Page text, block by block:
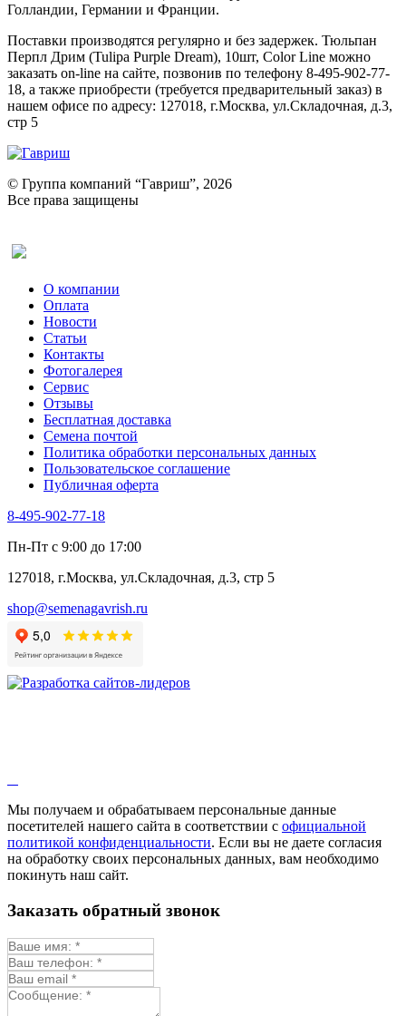
Голландии, Германии и Франции.
Поставки производятся регулярно и без задержек. Тюльпан
Перпл Дрим (Tulipa Purple Dream), 10шт, Color Line можно
заказать on-line на сайте, позвонив по телефону 8-495-902-77-
18, а также приобрести (требуется предварительный заказ) в
нашем офисе по адресу: 127018, г.Москва, ул.Складочная, д.3,
стр 5
© Группа компаний “Гавриш”, 2026
Все права защищены
О компании
Оплата
Новости
Статьи
Контакты
Фотогалерея​
Сервис
Отзывы
Бесплатная доставка
Семена почтой
Политика обработки персональных данных
Пользовательское соглашение
Публичная оферта
8-495-902-77-18
Пн-Пт с 9:00 до 17:00
127018, г.Москва, ул.Складочная, д.3, стр 5
shop@semenagavrish.ru
Мы получаем и обрабатываем персональные данные
посетителей нашего сайта в соответствии с официальной
политикой конфиденциальности. Если вы не даете согласия
на обработку своих персональных данных, вам необходимо
покинуть наш сайт.
Заказать обратный звонок